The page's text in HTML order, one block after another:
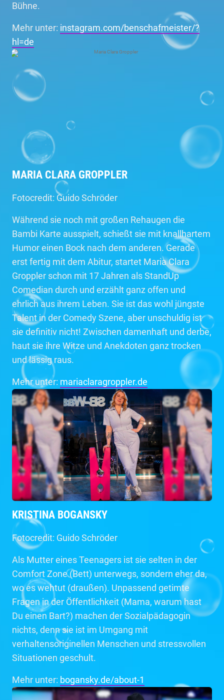
Bühne.
Mehr unter: instagram.com/benschafmeister/?
hl=de
MARIA CLARA GROPPLER
Fotocredit: Guido Schröder
Während sie noch mit großen Rehaugen die
Bambi Karte ausspielt, schießt sie mit knallhartem
Humor einen Bock nach dem anderen. Gerade
erst fertig mit dem Abitur, startet Maria Clara
Groppler schon mit 17 Jahren als StandUp
Comedian durch und erzählt ganz offen und
ehrlich aus ihrem Leben. Sie ist das wohl jüngste
Talent in der Comedy Szene, aber unschuldig ist
sie definitiv nicht! Zwischen damenhaft und derbe,
haut sie ihre Witze und Anekdoten ganz trocken
und lässig raus.
Mehr unter: mariaclaragroppler.de
KRISTINA BOGANSKY
Fotocredit: Guido Schröder
Als Mutter eines Teenagers ist sie selten in der
Comfort Zone (Bett) unterwegs, sondern eher da,
wo es wehtut (draußen). Unpassend getimte
Fragen in der Öffentlichkeit (Mama, warum hast
Du einen Bart?) machen der Sozialpädagogin
nichts, denn sie ist im Umgang mit
verhaltensoriginellen Menschen und stressvollen
Situationen geschult.
Mehr unter: bogansky.de/about-1